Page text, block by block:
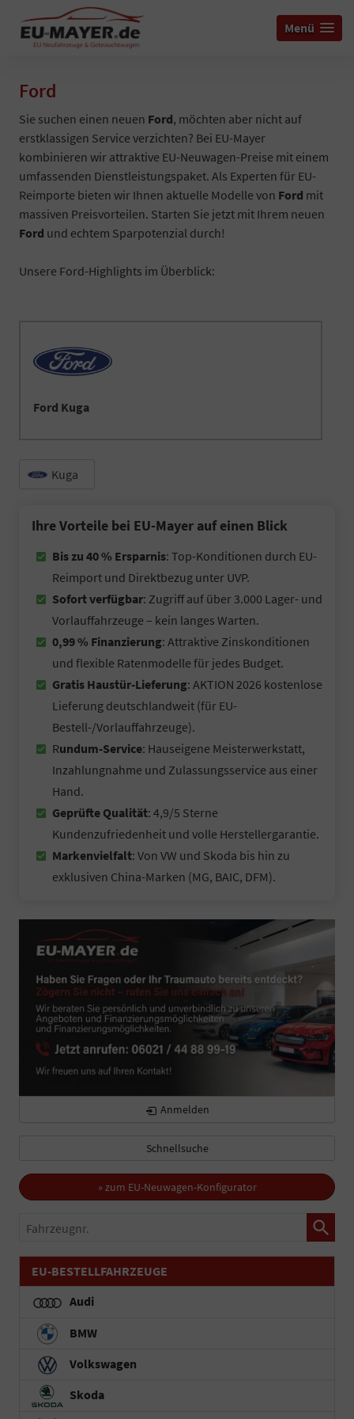
Menü
Ford
Sie suchen einen neuen Ford, möchten aber nicht auf
erstklassigen Service verzichten? Bei EU-Mayer
kombinieren wir attraktive EU-Neuwagen-Preise mit einem
umfassenden Dienstleistungspaket. Als Experten für EU-
Reimporte bieten wir Ihnen aktuelle Modelle von Ford mit
massiven Preisvorteilen. Starten Sie jetzt mit Ihrem neuen
Ford und echtem Sparpotenzial durch!
Unsere Ford-Highlights im Überblick:
Ford Kuga
Kuga
Ihre Vorteile bei EU-Mayer auf einen Blick
Bis zu 40 % Ersparnis: Top-Konditionen durch EU-
Reimport und Direktbezug unter UVP.
Sofort verfügbar: Zugriff auf über 3.000 Lager- und
Vorlauffahrzeuge – kein langes Warten.
0,99 % Finanzierung: Attraktive Zinskonditionen
und flexible Ratenmodelle für jedes Budget.
Gratis Haustür-Lieferung: AKTION 2026 kostenlose
Lieferung deutschlandweit (für EU-
Bestell-/Vorlauffahrzeuge).
Rundum-Service: Hauseigene Meisterwerkstatt,
Inzahlungnahme und Zulassungsservice aus einer
Hand.
Geprüfte Qualität: 4,9/5 Sterne
Kundenzufriedenheit und volle Herstellergarantie.
Markenvielfalt: Von VW und Skoda bis hin zu
exklusiven China-Marken (MG, BAIC, DFM).
Anmelden
Schnellsuche
» zum EU-Neuwagen-Konfigurator
Fahrzeugnr.
EU-BESTELLFAHRZEUGE
Audi
BMW
Volkswagen
Skoda